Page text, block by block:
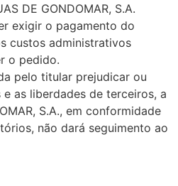
DE GONDOMAR, S.A.
exigir o pagamento do
custos administrativos
o pedido.
pelo titular prejudicar ou
as liberdades de terceiros, a
S.A., em conformidade
não dará seguimento ao